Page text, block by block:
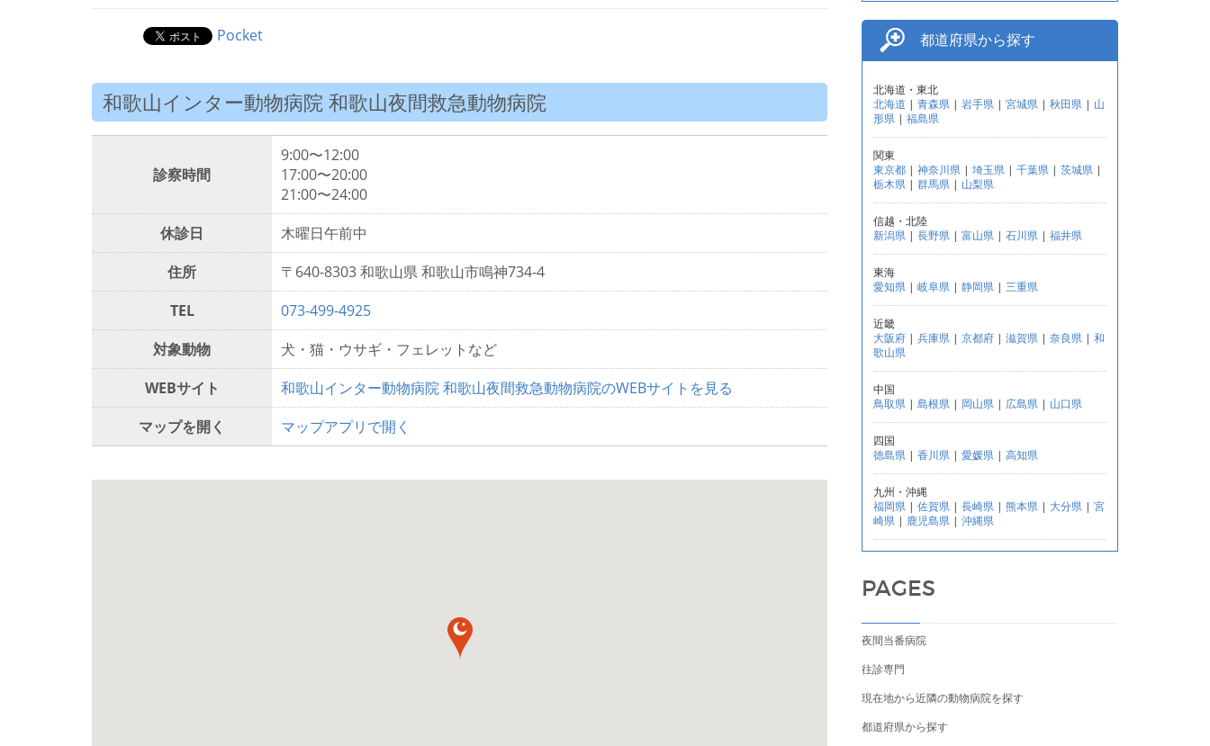
Pocket
和歌山インター動物病院 和歌山夜間救急動物病院
診察時間
9:00〜12:00
17:00〜20:00
21:00〜24:00
休診日
木曜日午前中
住所
〒640-8303 和歌山県 和歌山市鳴神734-4
TEL
073-499-4925
対象動物
犬・猫・ウサギ・フェレットなど
WEBサイト
和歌山インター動物病院 和歌山夜間救急動物病院のWEBサイトを見る
マップを開く
マップアプリで開く
都道府県から探す
北海道・東北
北海道 | 青森県 | 岩手県 | 宮城県 | 秋田県 | 山
形県 | 福島県
関東
東京都 | 神奈川県 | 埼玉県 | 千葉県 | 茨城県 |
栃木県 | 群馬県 | 山梨県
信越・北陸
新潟県 | 長野県 | 富山県 | 石川県 | 福井県
東海
愛知県 | 岐阜県 | 静岡県 | 三重県
近畿
大阪府 | 兵庫県 | 京都府 | 滋賀県 | 奈良県 | 和
歌山県
中国
鳥取県 | 島根県 | 岡山県 | 広島県 | 山口県
四国
徳島県 | 香川県 | 愛媛県 | 高知県
九州・沖縄
福岡県 | 佐賀県 | 長崎県 | 熊本県 | 大分県 | 宮
崎県 | 鹿児島県 | 沖縄県
PAGES
夜間当番病院
往診専門
現在地から近隣の動物病院を探す
都道府県から探す